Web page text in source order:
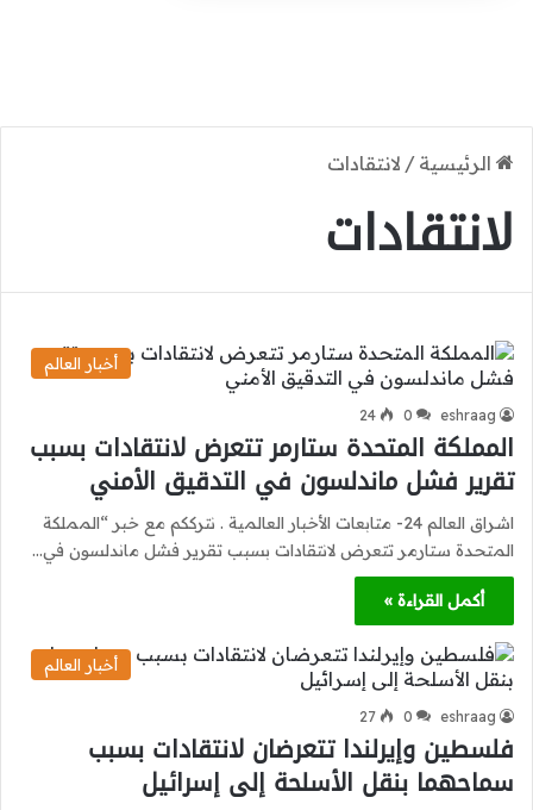
الرئيسية / لانتقادات
لانتقادات
أخبار العالم
eshraag
0
24
المملكة المتحدة ستارمر تتعرض لانتقادات بسبب
تقرير فشل ماندلسون في التدقيق الأمني
اشراق العالم 24- متابعات الأخبار العالمية . نترككم مع خبر “المملكة
المتحدة ستارمر تتعرض لانتقادات بسبب تقرير فشل ماندلسون في…
أكمل القراءة »
أخبار العالم
eshraag
0
27
فلسطين وإيرلندا تتعرضان لانتقادات بسبب
سماحهما بنقل الأسلحة إلى إسرائيل